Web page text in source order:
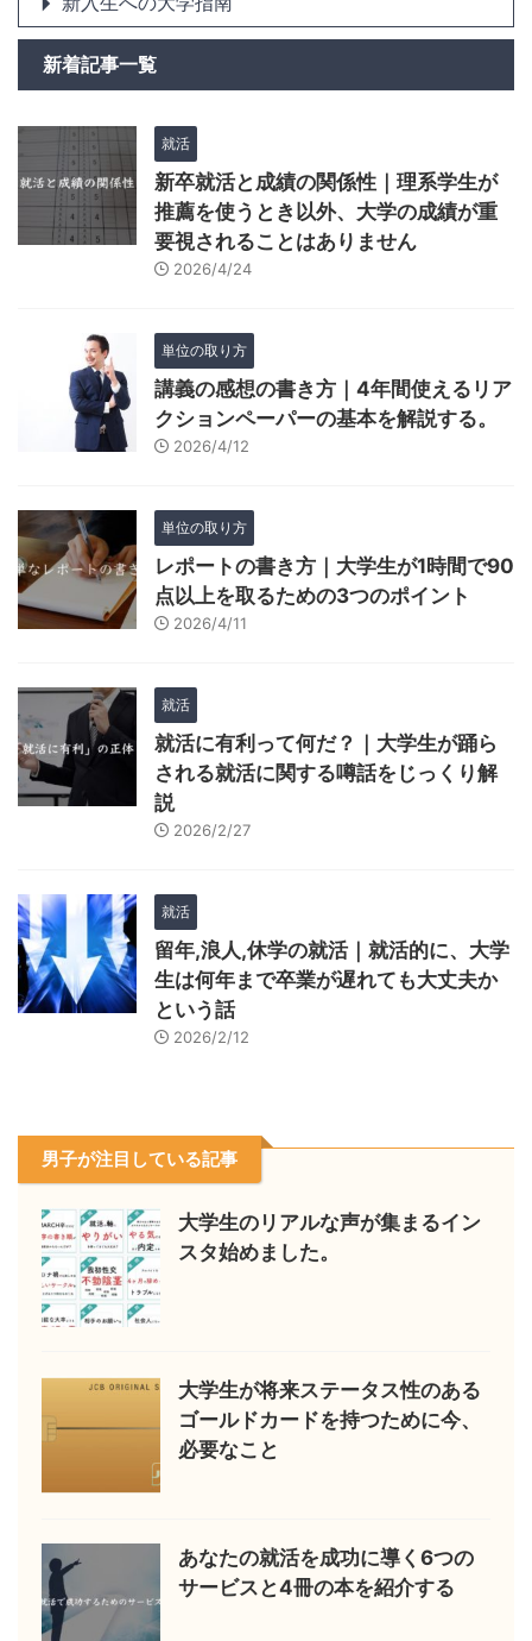
新着記事一覧
就活
新卒就活と成績の関係性｜理系学生が
推薦を使うとき以外、大学の成績が重
要視されることはありません
2026/4/24
単位の取り方
講義の感想の書き方｜4年間使えるリア
クションペーパーの基本を解説する。
2026/4/12
単位の取り方
レポートの書き方｜大学生が1時間で90
点以上を取るための3つのポイント
2026/4/11
就活
就活に有利って何だ？｜大学生が踊ら
される就活に関する噂話をじっくり解
説
2026/2/27
就活
留年,浪人,休学の就活｜就活的に、大学
生は何年まで卒業が遅れても大丈夫か
という話
2026/2/12
男子が注目している記事
大学生のリアルな声が集まるイン
スタ始めました。
大学生が将来ステータス性のある
ゴールドカードを持つために今、
必要なこと
あなたの就活を成功に導く6つの
サービスと4冊の本を紹介する